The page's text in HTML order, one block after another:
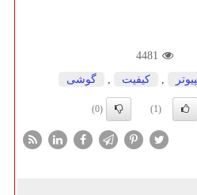
4481
كیفیت گوشی
(1)
(0)